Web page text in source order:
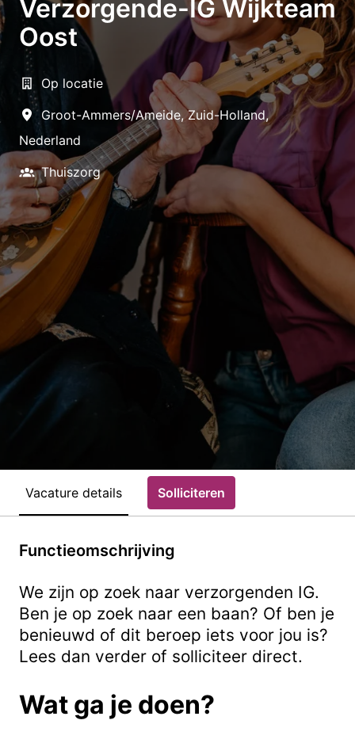
Verzorgende-IG Wijkteam
Oost
Op locatie
Groot-Ammers/Ameide, Zuid-Holland,
Nederland
Thuiszorg
Vacature details Solliciteren
Functieomschrijving
We zijn op zoek naar verzorgenden IG.
Ben je op zoek naar een baan? Of ben je
benieuwd of dit beroep iets voor jou is?
Lees dan verder of solliciteer direct.
Wat ga je doen?